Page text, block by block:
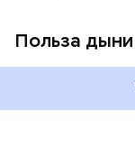
Польза дыни